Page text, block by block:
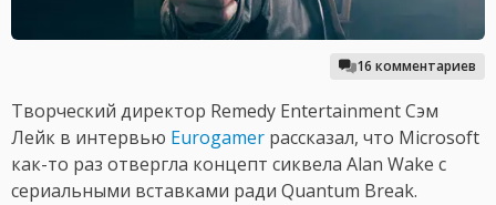
16 комментариев
Творческий директор Remedy Entertainment Сэм
Лейк в интервью Eurogamer рассказал, что Microsoft
как-то раз отвергла концепт сиквела Alan Wake с
сериальными вставками ради Quantum Break.